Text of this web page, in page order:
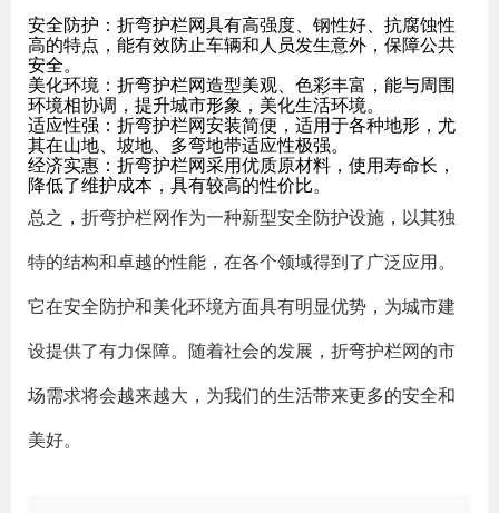
安全防护：折弯护栏网具有高强度、钢性好、抗腐蚀性
高的特点，能有效防止车辆和人员发生意外，保障公共
安全。
美化环境：折弯护栏网造型美观、色彩丰富，能与周围
环境相协调，提升城市形象，美化生活环境。
适应性强：折弯护栏网安装简便，适用于各种地形，尤
其在山地、坡地、多弯地带适应性极强。
经济实惠：折弯护栏网采用优质原材料，使用寿命长，
降低了维护成本，具有较高的性价比。
总之，折弯护栏网作为一种新型安全防护设施，以其独
特的结构和卓越的性能，在各个领域得到了广泛应用。
它在安全防护和美化环境方面具有明显优势，为城市建
设提供了有力保障。随着社会的发展，折弯护栏网的市
场需求将会越来越大，为我们的生活带来更多的安全和
美好。